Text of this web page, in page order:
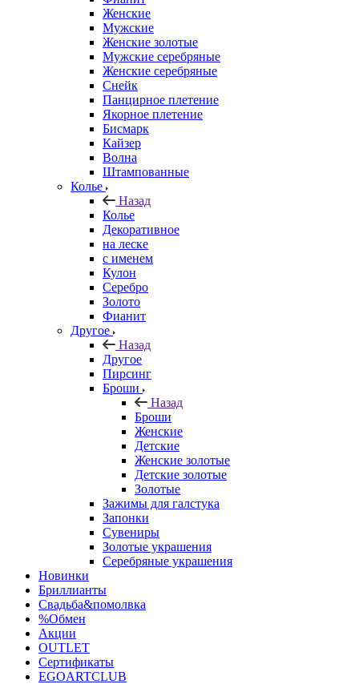
Женские
Мужские
Женские золотые
Мужские серебряные
Женские серебряные
Снейк
Панцирное плетение
Якорное плетение
Бисмарк
Кайзер
Волна
Штампованные
Колье
Назад
Колье
Декоративное
на леске
с именем
Кулон
Серебро
Золото
Фианит
Другое
Назад
Другое
Пирсинг
Броши
Назад
Броши
Женские
Детские
Женские золотые
Детские золотые
Золотые
Зажимы для галстука
Запонки
Сувениры
Золотые украшения
Серебряные украшения
Новинки
Бриллианты
Свадьба&помолвка
%Обмен
Акции
OUTLET
Сертификаты
EGOARTCLUB